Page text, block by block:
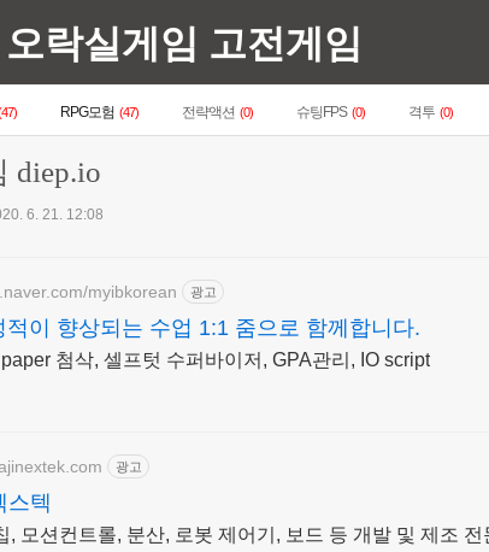
락실게임 고전게임
RPG모험 (47) 전략액션 (0) 슈팅FPS (0) 격투 (0)
diep.io
6. 21. 12:08
myibkorean 광고
적이 향상되는 수업 1:1 줌으로 함께합니다.
첨삭, 셀프텃 수퍼바이저, GPA관리, IO script
광고
스텍
, 모션컨트롤, 분산, 로봇 제어기, 보드 등 개발 및 제조 전